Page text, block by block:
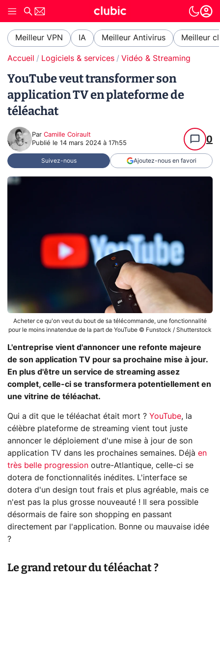
Meilleur VPN IA Meilleur Antivirus Meilleur
Accueil Logiciels & services Vidéo & Streaming
YouTube veut transformer son
application TV en plateforme de
téléachat
Par Camille Coirault
Publié le 14 mars 2024 à 17h55 0
Suivez-nous Ajoutez-nous en favori
Acheter ce qu'on veut du bout de sa télécommande, une fonctionnalité
pour le moins innatendue de la part de YouTube © Funstock / Shutterstock
L'entreprise vient d'annoncer une refonte majeure
de son application TV pour sa prochaine mise à jour.
En plus d'être un service de streaming assez
complet, celle-ci se transformera potentiellement en
une vitrine de téléachat.
Qui a dit que le téléachat était mort ? YouTube, la
célèbre plateforme de streaming vient tout juste
annoncer le déploiement d'une mise à jour de son
application TV dans les prochaines semaines. Déjà en
très belle progression outre-Atlantique, celle-ci se
dotera de fonctionnalités inédites. L'interface se
dotera d'un design tout frais et plus agréable, mais ce
n'est pas la plus grosse nouveauté ! Il sera possible
désormais de faire son shopping en passant
directement par l'application. Bonne ou mauvaise idée
?
Le grand retour du téléachat ?